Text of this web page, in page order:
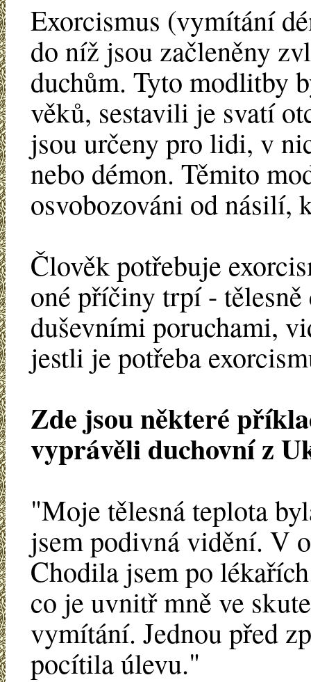
Exorcismus (vymítání
do níž jsou začleněny
duchům. Tyto modlitby
věků, sestavili je svatí
jsou určeny pro lidi, v
nebo démon. Těmito
osvobozováni od násilí,
Člověk potřebuje
oné příčiny trpí -
duševními poruchami,
jestli je potřeba
Zde jsou některé
vyprávěli duchovní z
"Moje tělesná teplota
jsem podivná vidění. V
Chodila jsem po
co je uvnitř mně ve
vymítání. Jednou před
pocítila úlevu."